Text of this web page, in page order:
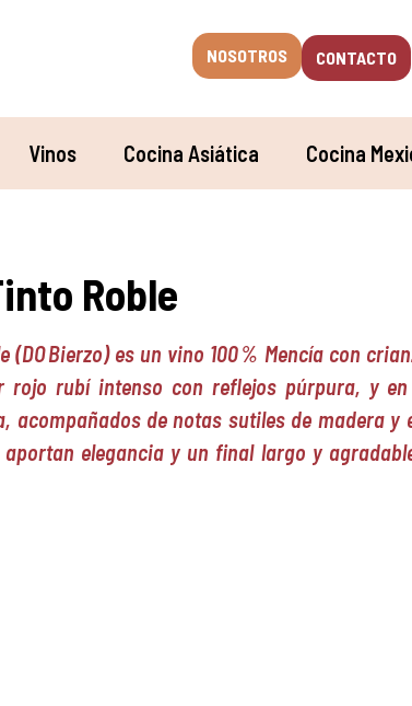
CONTACTO
NOSOTROS
Vinos Cocina Asiática Cocina
Roble
(DO Bierzo) es un vino 100 % Mencía con
rojo rubí intenso con reflejos púrpura, y
acompañados de notas sutiles de madera
elegancia y un final largo y